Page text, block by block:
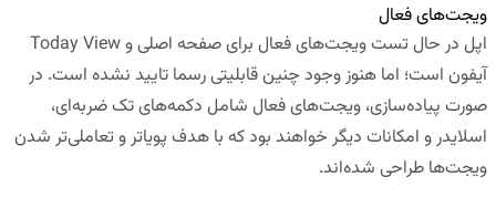
ویجت‌های فعال
اپل در حال تست ویجت‌های فعال برای صفحه اصلی و Today View
آیفون است؛ اما هنوز وجود چنین قابلیتی رسما تایید نشده است. در
صورت پیاده‌سازی، ویجت‌های فعال شامل دکمه‌های تک ضربه‌ای،
اسلایدر و امکانات دیگر خواهند بود که با هدف پویاتر و تعاملی‌تر شدن
ویجت‌ها طراحی شده‌اند.